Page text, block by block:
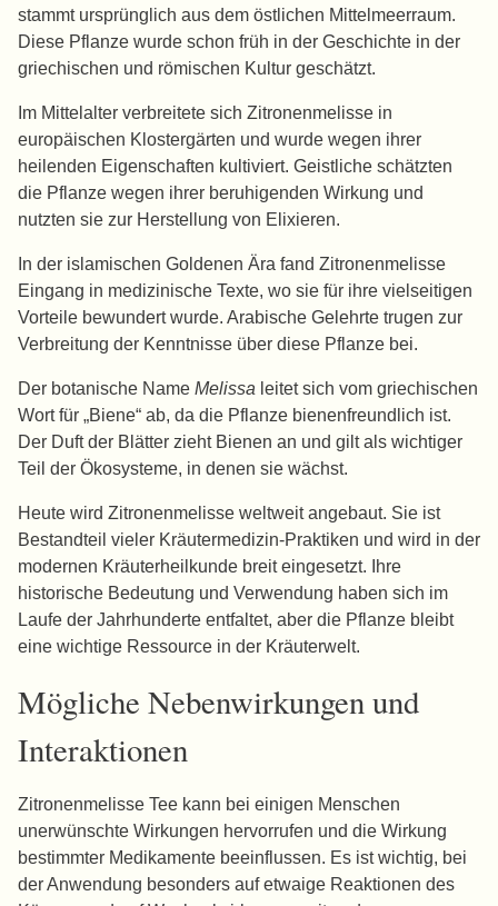
stammt ursprünglich aus dem östlichen Mittelmeerraum.
Diese Pflanze wurde schon früh in der Geschichte in der
griechischen und römischen Kultur geschätzt.
Im Mittelalter verbreitete sich Zitronenmelisse in
europäischen Klostergärten und wurde wegen ihrer
heilenden Eigenschaften kultiviert. Geistliche schätzten
die Pflanze wegen ihrer beruhigenden Wirkung und
nutzten sie zur Herstellung von Elixieren.
In der islamischen Goldenen Ära fand Zitronenmelisse
Eingang in medizinische Texte, wo sie für ihre vielseitigen
Vorteile bewundert wurde. Arabische Gelehrte trugen zur
Verbreitung der Kenntnisse über diese Pflanze bei.
Der botanische Name Melissa leitet sich vom griechischen
Wort für „Biene“ ab, da die Pflanze bienenfreundlich ist.
Der Duft der Blätter zieht Bienen an und gilt als wichtiger
Teil der Ökosysteme, in denen sie wächst.
Heute wird Zitronenmelisse weltweit angebaut. Sie ist
Bestandteil vieler Kräutermedizin-Praktiken und wird in der
modernen Kräuterheilkunde breit eingesetzt. Ihre
historische Bedeutung und Verwendung haben sich im
Laufe der Jahrhunderte entfaltet, aber die Pflanze bleibt
eine wichtige Ressource in der Kräuterwelt.
Mögliche Nebenwirkungen und
Interaktionen
Zitronenmelisse Tee kann bei einigen Menschen
unerwünschte Wirkungen hervorrufen und die Wirkung
bestimmter Medikamente beeinflussen. Es ist wichtig, bei
der Anwendung besonders auf etwaige Reaktionen des